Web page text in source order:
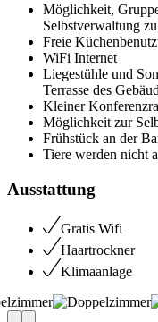
Möglichkeit,
Selbstverwaltung
Freie
WiFi Internet
Liegestühle und
Terrasse des
Kleiner
Möglichkeit zur
Frühstück an der
Tiere werden nicht
Ausstattung
Gratis Wifi
Haartrockner
Klimaanlage